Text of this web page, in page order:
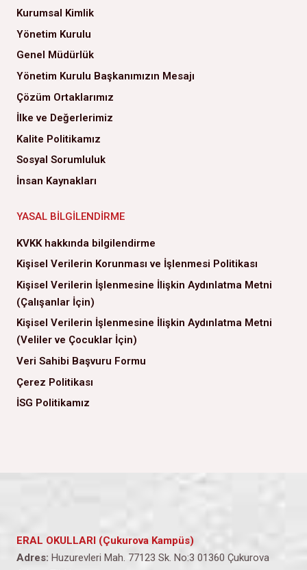
Kurumsal Kimlik
Yönetim Kurulu
Genel Müdürlük
Yönetim Kurulu Başkanımızın Mesajı
Çözüm Ortaklarımız
İlke ve Değerlerimiz
Kalite Politikamız
Sosyal Sorumluluk
İnsan Kaynakları
YASAL BILGILENDIRME
KVKK hakkında bilgilendirme
Kişisel Verilerin Korunması ve İşlenmesi Politikası
Kişisel Verilerin İşlenmesine İlişkin Aydınlatma Metni
(Çalışanlar İçin)
Kişisel Verilerin İşlenmesine İlişkin Aydınlatma Metni
(Veliler ve Çocuklar İçin)
Veri Sahibi Başvuru Formu
Çerez Politikası
İSG Politikamız
ERAL OKULLARI (Çukurova Kampüs)
Adres: Huzurevleri Mah. 77123 Sk. No:3 01360 Çukurova